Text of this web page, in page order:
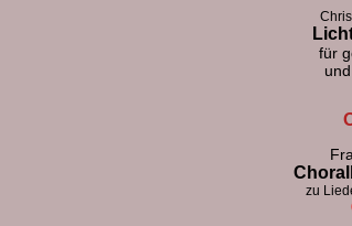
für
zu